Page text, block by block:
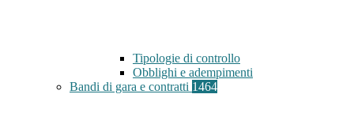
Tipologie di controllo
Obblighi e adempimenti
Bandi di gara e contratti 1464